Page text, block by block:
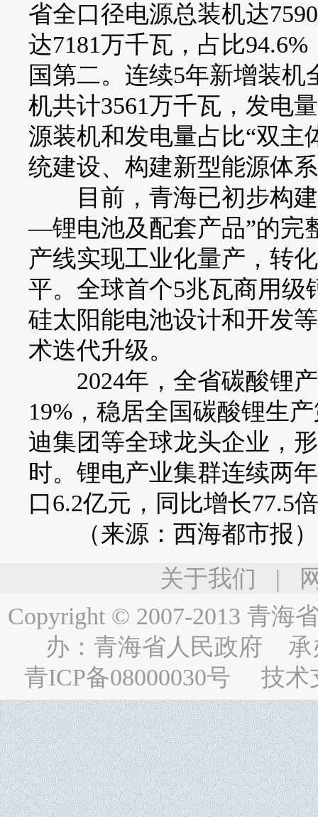
省全口径电源总装机达
达7181万千瓦，占比
国第二。连续5年新增装
机共计3561万千瓦，发电
源装机和发电量占比“双主
统建设、构建新型能源体
目前，青海已初步构建
—锂电池及配套产品”的完
产线实现工业化量产，转
平。全球首个5兆瓦商用
硅太阳能电池设计和开发
术迭代升级。
2024年，全省碳酸锂产
19%，稳居全国碳酸锂生
迪集团等全球龙头企业，
时。锂电产业集群连续两
口6.2亿元，同比增长77.5
（来源：西海都市报）
关于我们 |
Copyright © 2007-2013 青海
办： 青海省人民政府 承
青ICP备08000030号 技术